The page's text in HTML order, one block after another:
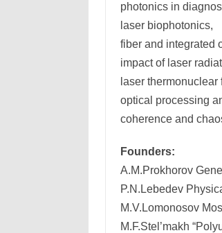
photonics in
laser biophotonics,
fiber and integrated
impact of laser
laser thermonuclear
optical processing
coherence and
Founders:
A.M.Prokhorov
P.N.Lebedev
M.V.Lomonosov
M.F.Stel’makh